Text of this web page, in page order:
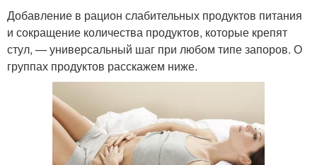
Добавление в рацион слабительных продуктов питания
и сокращение количества продуктов, которые крепят
стул, — универсальный шаг при любом типе запоров. О
группах продуктов расскажем ниже.